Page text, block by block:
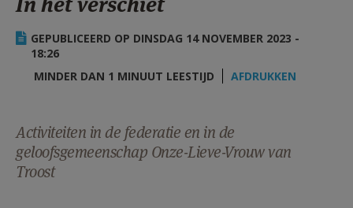
AANMELDEN OF REGISTREREN
GEPUBLICEERD OP DINSDAG 14 NOVEMBER 2023 -
18:26
MINDER DAN 1 MINUUT LEESTIJD
AFDRUKKEN
Activiteiten in de federatie en in de
geloofsgemeenschap Onze-Lieve-Vrouw van
Troost